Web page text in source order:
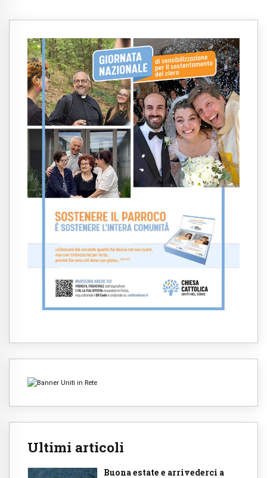
Ultimi articoli
Buona estate e arrivederci a